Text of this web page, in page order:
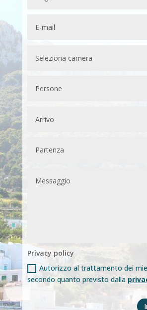
Privacy policy
Autorizzo al trattamento dei
secondo quanto previsto dalla